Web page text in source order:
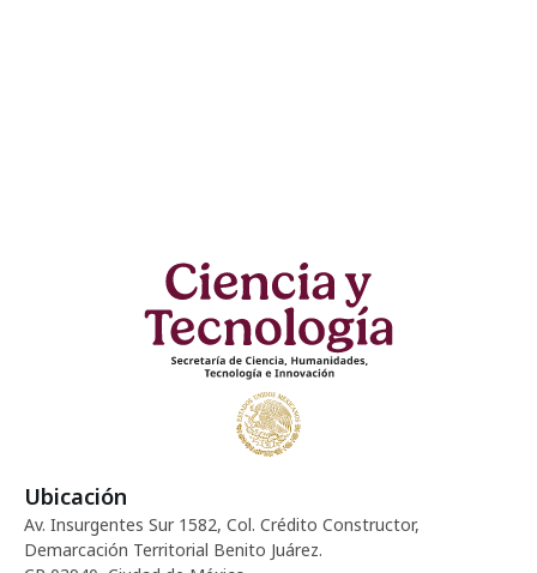
Ubicación
Av. Insurgentes Sur 1582, Col. Crédito Constructor,
Demarcación Territorial Benito Juárez.